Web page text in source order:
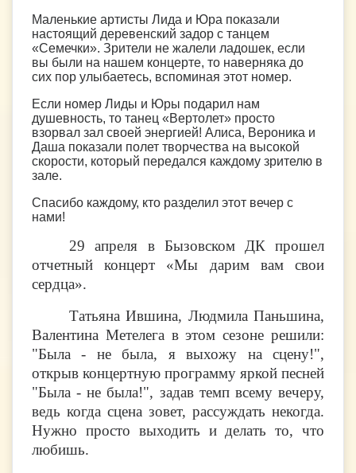
Маленькие артисты Лида и Юра показали
настоящий деревенский задор с танцем
«Семечки». Зрители не жалели ладошек, если
вы были на нашем концерте, то наверняка до
сих пор улыбаетесь, вспоминая этот номер.
Если номер Лиды и Юры подарил нам
душевность, то танец «Вертолет» просто
взорвал зал своей энергией! Алиса, Вероника и
Даша показали полет творчества на высокой
скорости, который передался каждому зрителю в
зале.
Спасибо каждому, кто разделил этот вечер с
нами!
29 апреля в Бызовском ДК прошел
отчетный концерт «Мы дарим вам свои
сердца».
Татьяна Ившина, Людмила Паньшина,
Валентина Метелега в этом сезоне решили:
"Была - не была, я выхожу на сцену!",
открыв концертную программу яркой песней
"Была - не была!", задав темп всему вечеру,
ведь когда сцена зовет, рассуждать некогда.
Нужно просто выходить и делать то, что
любишь.